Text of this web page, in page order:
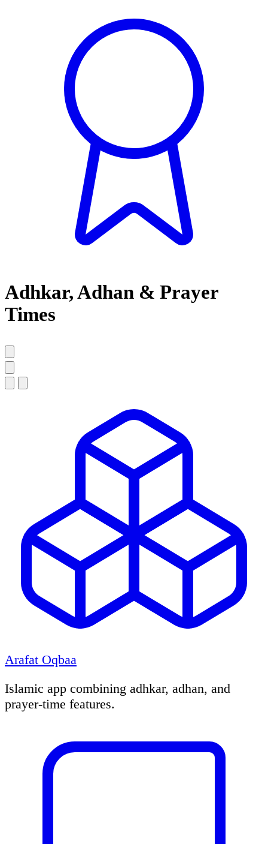
Adhkar, Adhan & Prayer
Times
Arafat Oqbaa
Islamic app combining adhkar, adhan, and
prayer-time features.